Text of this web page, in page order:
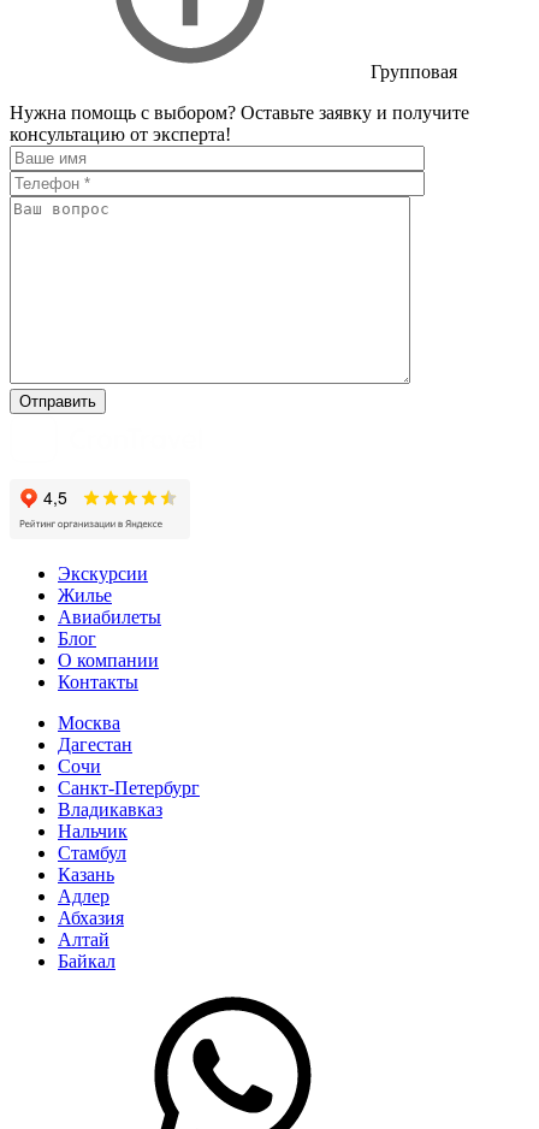
Групповая
Нужна помощь с выбором? Оставьте заявку и получите
консультацию от эксперта!
Экскурсии
Жилье
Авиабилеты
Блог
О компании
Контакты
Москва
Дагестан
Сочи
Санкт-Петербург
Владикавказ
Нальчик
Стамбул
Казань
Адлер
Абхазия
Алтай
Байкал